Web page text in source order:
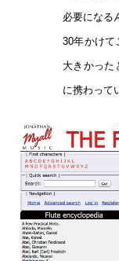
必要になる
30年かけて
大きかった
に携わって